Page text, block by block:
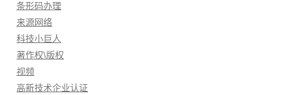
条形码办理
来源网络
科技小巨人
著作权\版权
视频
高新技术企业认证